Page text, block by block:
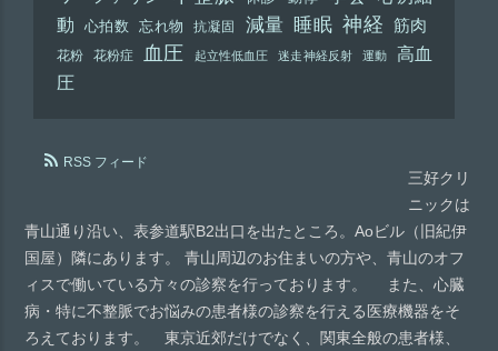
動
心拍数 忘れ物 抗凝固 減量 睡眠 神経 筋肉
花粉 花粉症 血圧 起立性低血圧 迷走神経反射 運動
高血
圧
RSS フィード
三好クリ
ニックは
青山通り沿い、表参道駅B2出口を出たところ。Aoビル（旧紀伊
国屋）隣にあります。 青山周辺のお住まいの方や、青山のオフ
ィスで働いている方々の診察を行っております。 また、心臓
病・特に不整脈でお悩みの患者様の診察を行える医療機器をそ
ろえております。 東京近郊だけでなく、関東全般の患者様、